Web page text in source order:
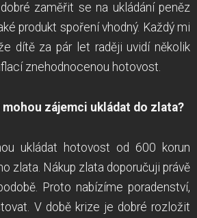
zaměřit se na ukládání peněz
produkt spoření vhodný. Každý mi
dítě za pár let raději uvidí několik
znehodnocenou hotovost.
zájemci ukládat do zlata?
ukládat hotovost od 600 korun
zlata. Nákup zlata doporučuji právě
Proto nabízíme poradenství,
V době krize je dobré rozložit